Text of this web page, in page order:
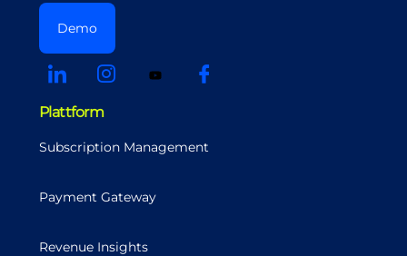
Demo
Plattform
Subscription Management
Payment Gateway
Revenue Insights